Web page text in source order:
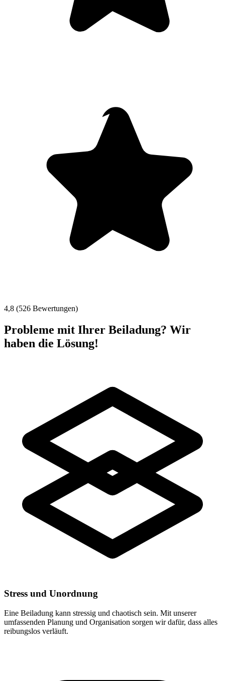
4,8 (526 Bewertungen)
Probleme mit Ihrer Beiladung? Wir
haben die Lösung!
Stress und Unordnung
Eine Beiladung kann stressig und chaotisch sein. Mit unserer
umfassenden Planung und Organisation sorgen wir dafür, dass alles
reibungslos verläuft.